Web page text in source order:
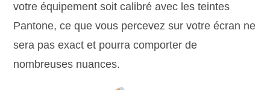
votre équipement soit calibré avec les teintes
Pantone, ce que vous percevez sur votre écran ne
sera pas exact et pourra comporter de
nombreuses nuances.